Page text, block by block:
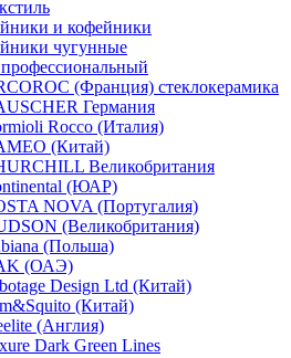
и кофейники
чугунные
(Франция) стеклокерамика
Германия
Rocco (Италия)
(Китай)
Великобритания
(ЮАР)
NOVA (Португалия)
(Великобритания)
(Польша)
(ОАЭ)
Design Ltd (Китай)
(Китай)
(Англия)
Dark Green Lines